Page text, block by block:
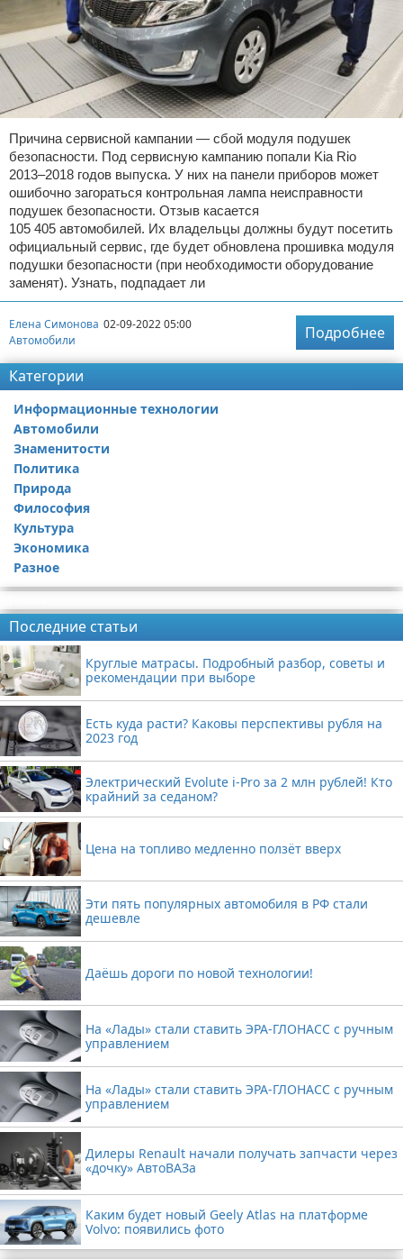
Причина сервисной кампании — сбой модуля подушек
безопасности. Под сервисную кампанию попали Kia Rio
2013–2018 годов выпуска. У них на панели приборов может
ошибочно загораться контрольная лампа неисправности
подушек безопасности. Отзыв касается
105 405 автомобилей. Их владельцы должны будут посетить
официальный сервис, где будет обновлена прошивка модуля
подушки безопасности (при необходимости оборудование
заменят). Узнать, подпадает ли
Елена Симонова 02-09-2022 05:00
Автомобили
Подробнее
Категории
Информационные технологии
Автомобили
Знаменитости
Политика
Природа
Философия
Культура
Экономика
Разное
Последние статьи
Круглые матрасы. Подробный разбор, советы и
рекомендации при выборе
Есть куда расти? Каковы перспективы рубля на
2023 год
Электрический Evolute i-Pro за 2 млн рублей! Кто
крайний за седаном?
Цена на топливо медленно ползёт вверх
Эти пять популярных автомобиля в РФ стали
дешевле
Даёшь дороги по новой технологии!
На «Лады» стали ставить ЭРА-ГЛОНАСС с ручным
управлением
На «Лады» стали ставить ЭРА-ГЛОНАСС с ручным
управлением
Дилеры Renault начали получать запчасти через
«дочку» АвтоВАЗа
Каким будет новый Geely Atlas на платформе
Volvo: появились фото